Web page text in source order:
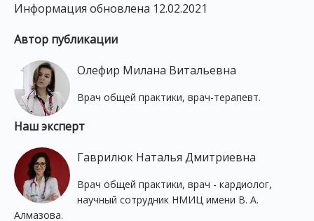
Информация обновлена 12.02.2021
Автор публикации
Олефир Милана Витальевна
Врач общей практики, врач-терапевт.
Наш эксперт
Гаврилюк Наталья Дмитриевна
Врач общей практики, врач - кардиолог,
научный сотрудник НМИЦ имени В. А.
Алмазова.